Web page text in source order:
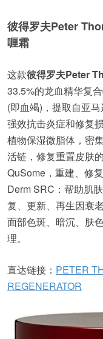
彼得罗夫Peter
喱霜
这款彼得罗夫Peter
33.5%的龙血精华复
(即血竭)，提取自亚
强效抗击炎症和修复
植物保湿微脂体，密
活链，修复重置皮肤
QuSome，重建、修
Derm SRC：帮助肌
复、更新、再生因衰
面部色斑、暗沉、肤
理。
直达链接： PETER
REGENERATOR